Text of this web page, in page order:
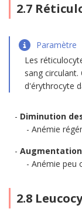
2.7
Paramètre
Les
sang
d'érythrocyte
Diminution
Anémie
Anémie peu
2.8